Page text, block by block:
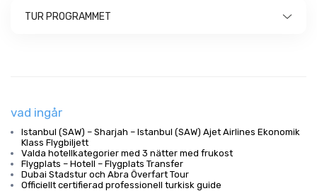
TUR PROGRAMMET
vad ingår
Istanbul (SAW) – Sharjah – Istanbul (SAW) Ajet Airlines Ekonomik
Klass Flygbiljett
Valda hotellkategorier med 3 nätter med frukost
Flygplats – Hotell – Flygplats Transfer
Dubai Stadstur och Abra Överfart Tour
Officiellt certifierad professionell turkisk guide